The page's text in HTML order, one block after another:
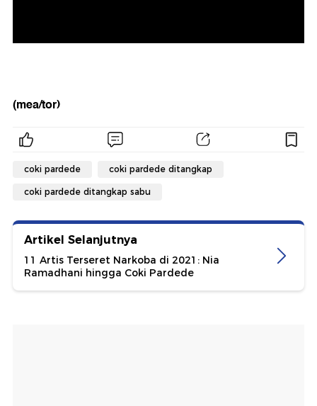
(mea/tor)
coki pardede coki pardede ditangkap
coki pardede ditangkap sabu
Artikel Selanjutnya
11 Artis Terseret Narkoba di 2021: Nia
Ramadhani hingga Coki Pardede